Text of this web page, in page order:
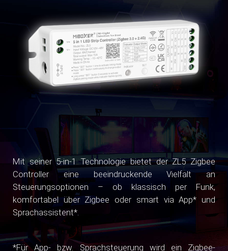
Mit seiner 5-in-1 Technologie bietet der ZL5 Zigbee
Controller eine beeindruckende Vielfalt an
Steuerungsoptionen – ob klassisch per Funk,
komfortabel über Zigbee oder smart via App* und
Sprachassistent*.
*Für App- bzw. Sprachsteuerung wird ein Zigbee-